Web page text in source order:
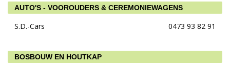
AUTO'S - VOOROUDERS & CEREMONIEWAGENS
S.D.-Cars 0473 93 82 91
BOSBOUW EN HOUTKAP